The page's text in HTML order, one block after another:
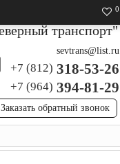
0
sevtrans@list.ru
+7 (812) 318-53-26
+7 (964) 394-81-29
Заказать обратный звонок